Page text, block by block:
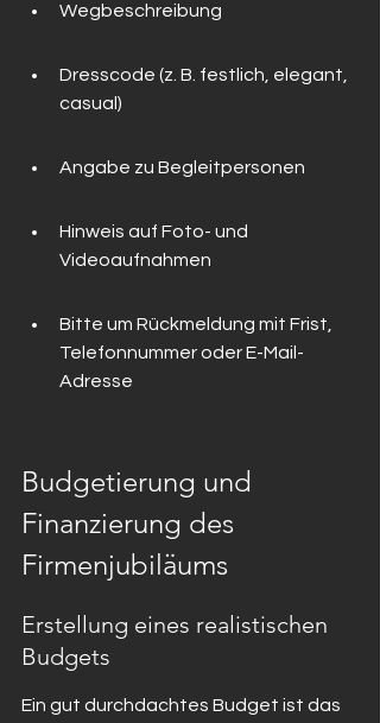
Wegbeschreibung
Dresscode (z. B. festlich, elegant,
casual)
Angabe zu Begleitpersonen
Hinweis auf Foto- und
Videoaufnahmen
Bitte um Rückmeldung mit Frist,
Telefonnummer oder E-Mail-
Adresse
Budgetierung und
Finanzierung des
Firmenjubiläums
Erstellung eines realistischen
Budgets
Ein gut durchdachtes Budget ist das